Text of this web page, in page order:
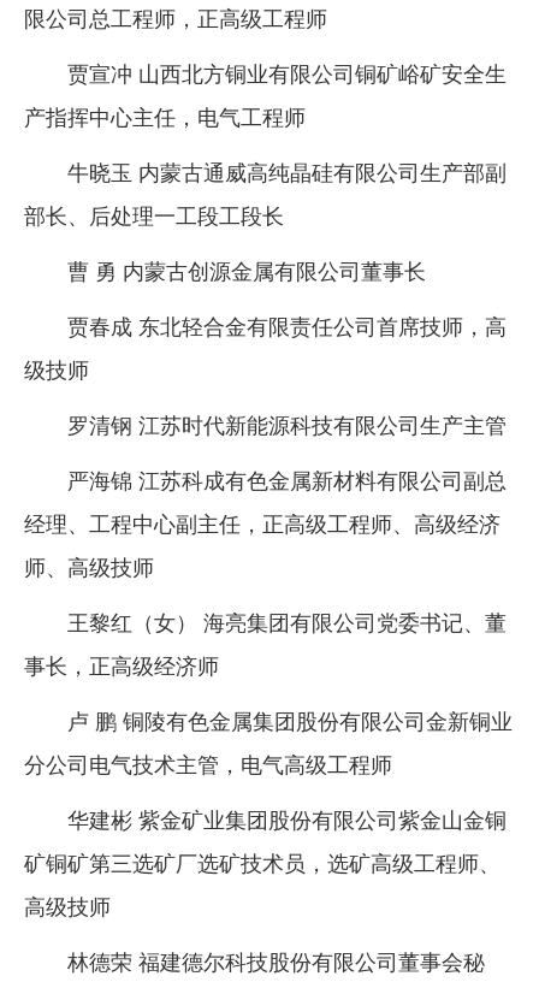
限公司总工程师，正高级工程师
贾宣冲 山西北方铜业有限公司铜矿峪矿安全生
产指挥中心主任，电气工程师
牛晓玉 内蒙古通威高纯晶硅有限公司生产部副
部长、后处理一工段工段长
曹 勇 内蒙古创源金属有限公司董事长
贾春成 东北轻合金有限责任公司首席技师，高
级技师
罗清钢 江苏时代新能源科技有限公司生产主管
严海锦 江苏科成有色金属新材料有限公司副总
经理、工程中心副主任，正高级工程师、高级经济
师、高级技师
王黎红（女） 海亮集团有限公司党委书记、董
事长，正高级经济师
卢 鹏 铜陵有色金属集团股份有限公司金新铜业
分公司电气技术主管，电气高级工程师
华建彬 紫金矿业集团股份有限公司紫金山金铜
矿铜矿第三选矿厂选矿技术员，选矿高级工程师、
高级技师
林德荣 福建德尔科技股份有限公司董事会秘